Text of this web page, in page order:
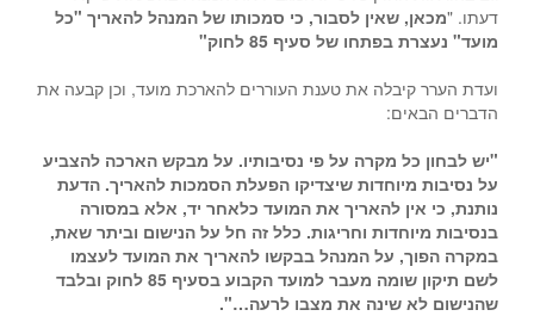
דעתו. "מכאן, שאין לסבור, כי סמכותו של המנהל להאריך "כל
מועד" נעצרת בפתחו של סעיף 85 לחוק"
ועדת הערר קיבלה את טענת העוררים להארכת מועד, וכן קבעה את
הדברים הבאים:
"יש לבחון כל מקרה על פי נסיבותיו. על מבקש הארכה להצביע
על נסיבות מיוחדות שיצדיקו הפעלת הסמכות להאריך. הדעת
נותנת, כי אין להאריך את המועד כלאחר יד, אלא במסורה
בנסיבות מיוחדות וחריגות. כלל זה חל על הנישום וביתר שאת,
במקרה הפוך, על המנהל בבקשו להאריך את המועד לעצמו
לשם תיקון שומה מעבר למועד הקבוע בסעיף 85 לחוק ובלבד
שהנישום לא שינה את מצבו לרעה…".